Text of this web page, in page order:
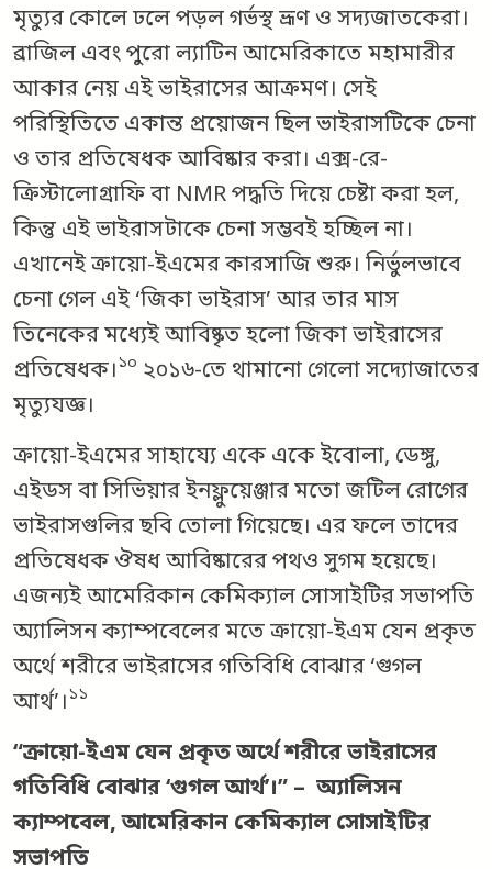
মৃত্যুর কোলে ঢলে পড়ল গর্ভস্থ ভ্রূণ ও সদ্যজাতকেরা।
ব্রাজিল এবং পুরো ল্যাটিন আমেরিকাতে মহামারীর
আকার নেয় এই ভাইরাসের আক্রমণ। সেই
পরিস্থিতিতে একান্ত প্রয়োজন ছিল ভাইরাসটিকে চেনা
ও তার প্রতিষেধক আবিষ্কার করা। এক্স-রে-
ক্রিস্টালোগ্রাফি বা NMR পদ্ধতি দিয়ে চেষ্টা করা হল,
কিন্তু এই ভাইরাসটাকে চেনা সম্ভবই হচ্ছিল না।
এখানেই ক্রায়ো-ইএমের কারসাজি শুরু। নির্ভুলভাবে
চেনা গেল এই ‘জিকা ভাইরাস’ আর তার মাস
তিনেকের মধ্যেই আবিষ্কৃত হলো জিকা ভাইরাসের
প্রতিষেধক।১০ ২০১৬-তে থামানো গেলো সদ্যোজাতের
মৃত্যুযজ্ঞ।
ক্রায়ো-ইএমের সাহায্যে একে একে ইবোলা, ডেঙ্গু,
এইডস বা সিভিয়ার ইনফ্লুয়েঞ্জার মতো জটিল রোগের
ভাইরাসগুলির ছবি তোলা গিয়েছে। এর ফলে তাদের
প্রতিষেধক ঔষধ আবিষ্কারের পথও সুগম হয়েছে।
এজন্যই আমেরিকান কেমিক্যাল সোসাইটির সভাপতি
অ্যালিসন ক্যাম্পবেলের মতে ক্রায়ো-ইএম যেন প্রকৃত
অর্থে শরীরে ভাইরাসের গতিবিধি বোঝার ‘গুগল
আর্থ’।১১
“ক্রায়ো-ইএম যেন প্রকৃত অর্থে শরীরে ভাইরাসের
গতিবিধি বোঝার ‘গুগল আর্থ’।” – অ্যালিসন
ক্যাম্পবেল, আমেরিকান কেমিক্যাল সোসাইটির
সভাপতি